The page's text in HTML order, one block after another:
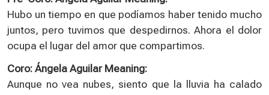
Hubo un tiempo en que podíamos haber tenido mucho
juntos, pero tuvimos que despedirnos. Ahora el dolor
ocupa el lugar del amor que compartimos.
Coro: Ángela Aguilar Meaning:
Aunque no vea nubes, siento que la lluvia ha calado